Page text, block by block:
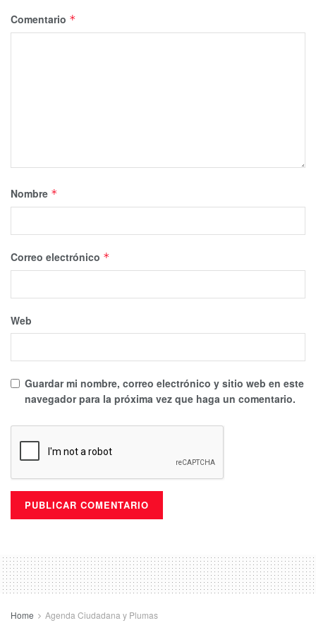
Comentario *
Nombre *
Correo electrónico *
Web
Guardar mi nombre, correo electrónico y sitio web en este
navegador para la próxima vez que haga un comentario.
Home Agenda Ciudadana y Plumas